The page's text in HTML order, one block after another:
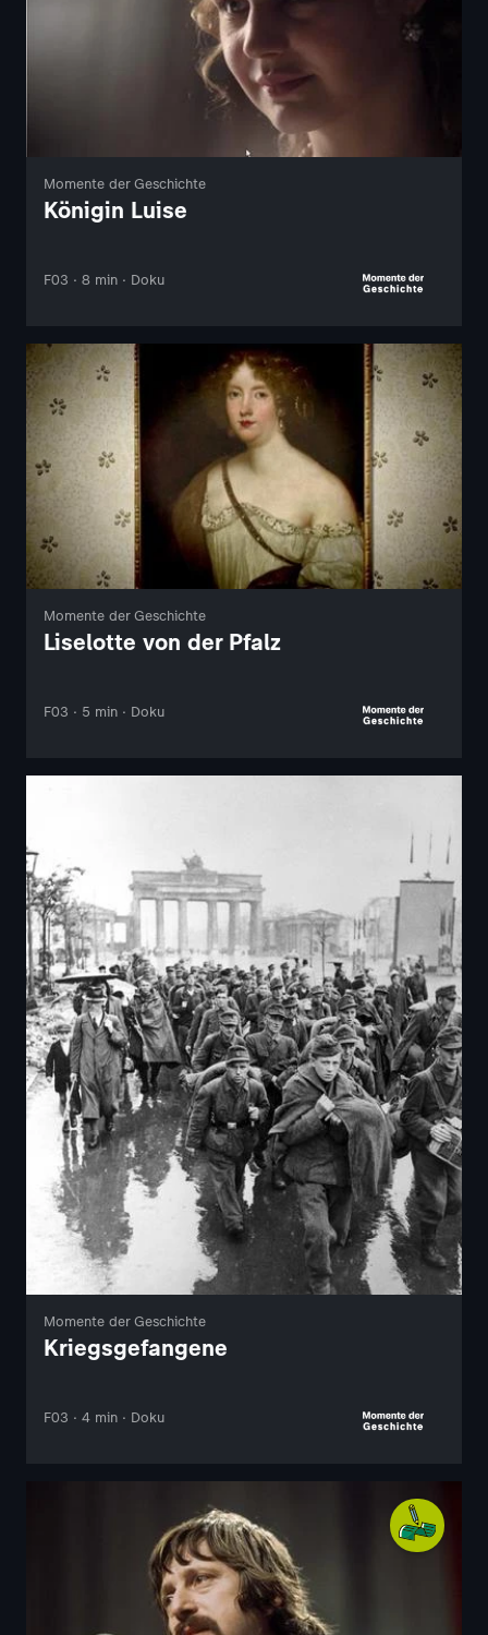
Momente der Geschichte
Königin Luise
F03 · 8 min · Doku
Momente der Geschichte
Liselotte von der Pfalz
F03 · 5 min · Doku
Momente der Geschichte
Kriegsgefangene
F03 · 4 min · Doku